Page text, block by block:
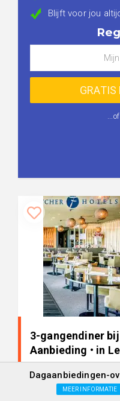
Blijft voor jou
3-gangendiner
Aanbieding • in
-43%
Dagaanbiedingen-
MEER INFORMATIE